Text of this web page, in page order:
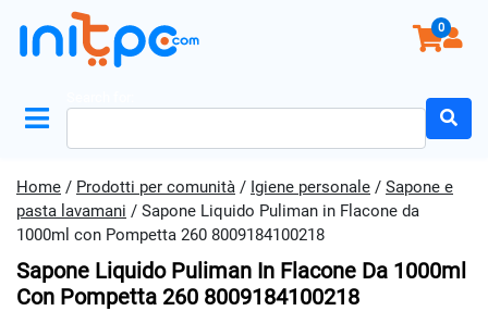
0
Home / Prodotti per comunità / Igiene personale / Sapone e
pasta lavamani / Sapone Liquido Puliman in Flacone da
1000ml con Pompetta 260 8009184100218
Sapone Liquido Puliman In Flacone Da 1000ml
Con Pompetta 260 8009184100218